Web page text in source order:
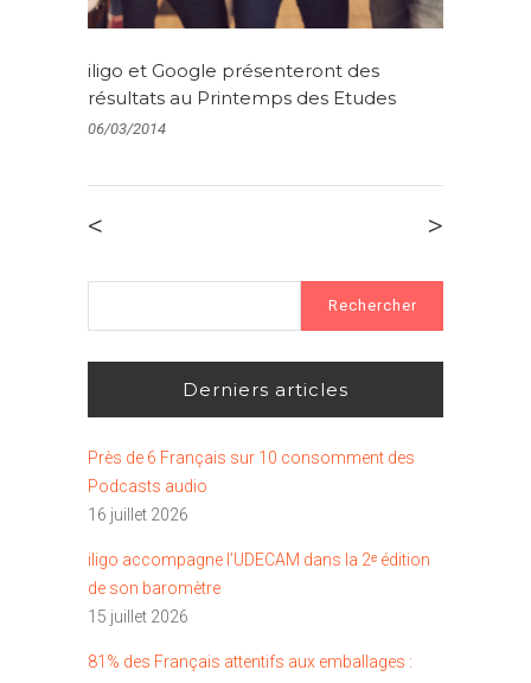
iligo et Google présenteront des
résultats au Printemps des Etudes
06/03/2014
< >
Derniers articles
Près de 6 Français sur 10 consomment des
Podcasts audio
16 juillet 2026
iligo accompagne l’UDECAM dans la 2ᵉ édition
de son baromètre
15 juillet 2026
81% des Français attentifs aux emballages :